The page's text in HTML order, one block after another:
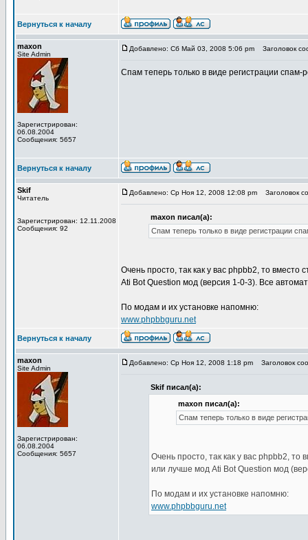
Вернуться к началу
maxon
Site Admin
Зарегистрирован:
06.08.2004
Сообщения: 5657
Добавлено: Сб Май 03, 2008 5:06 pm Заголовок
Спам теперь только в виде регистрации спам-
Вернуться к началу
Skif
Читатель
Зарегистрирован: 12.11.2008
Сообщения: 92
Добавлено: Ср Ноя 12, 2008 12:08 pm Заголовок
maxon писал(а):
Спам теперь только в виде регистрации
Очень просто, так как у вас phpbb2, то
Ati Bot Question мод (версия 1-0-3). Все
По модам и их установке напомню:
www.phpbbguru.net
Вернуться к началу
maxon
Site Admin
Зарегистрирован:
06.08.2004
Сообщения: 5657
Добавлено: Ср Ноя 12, 2008 1:18 pm Заголовок
Skif писал(а):
maxon писал(а):
Спам теперь только в виде
Очень просто, так как у вас phpbb2,
или лучше мод Ati Bot Question мод
По модам и их установке напомню:
www.phpbbguru.net